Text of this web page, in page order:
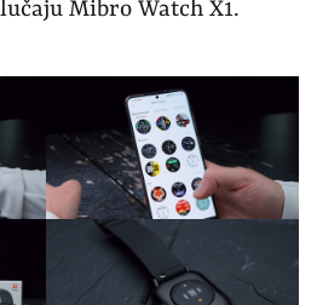
Mibro Watch X1.